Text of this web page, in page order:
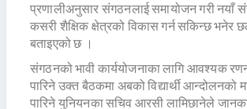
प्रणालीअनुसार संगठनलाई समायोजन गरी नयाँ
कसरी शैक्षिक क्षेत्रको विकास गर्न सकिन्छ भनेर
बताइएको छ ।
संगठनको भावी कार्ययोजनाका लागि आवश्यक
पारिने उक्त बैठकमा अबको विद्यार्थी आन्दोलनको
पारिने युनियनका सचिव आरसी लामिछानेले